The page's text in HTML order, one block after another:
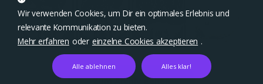
Zum Archiv gehen
Wir verwenden Cookies, um Dir ein optimales Erlebnis und
relevante Kommunikation zu bieten.
Mehr erfahren oder einzelne Cookies akzeptieren .
Alle ablehnen Alles klar!